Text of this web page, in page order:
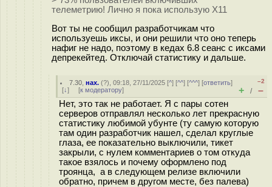
телеметрию! Лично я пока использую Х11
Вот ты не сообщил разработчикам что
используешь иксы, и они решили что оно теперь
нафиг не надо, поэтому в кедах 6.8 сеанс с иксами
депрекейтед. Отключай статистику и дальше.
7.30 ,нах. (?), 09:18, 27/11/2025 [^] [^^] [^^^] [ответить]
[↓] [к модератору]
–2
+ / –
Нет, это так не работает. Я с пары сотен
серверов отправлял несколько лет прекрасную
статистику любимой убунте (ту самую которую
там один разработчик нашел, сделал круглые
глаза, ее показательно выключили, тикет
закрыли, с нулем комментариев о том откуда
такое взялось и почему оформлено под
троянца, а в следующем релизе включили
обратно, причем в другом месте, без палева)